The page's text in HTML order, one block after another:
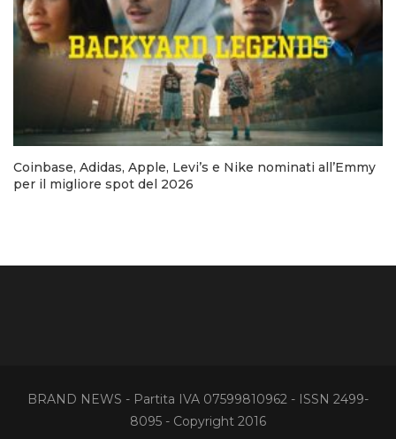
Coinbase, Adidas, Apple, Levi’s e Nike nominati all’Emmy
per il migliore spot del 2026
BRAND NEWS - Partita IVA 07599810962 - ISSN 2499-
8095 - Copyright 2016